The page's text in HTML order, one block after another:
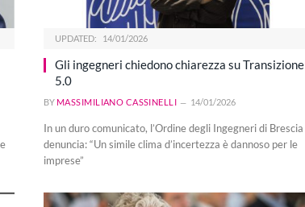
UPDATED: 14/01/2026
Gli ingegneri chiedono chiarezza su Transizione
5.0
BY MASSIMILIANO CASSINELLI 14/01/2026
In un duro comunicato, l’Ordine degli Ingegneri di Brescia
denuncia: “Un simile clima d’incertezza è dannoso per le
imprese”